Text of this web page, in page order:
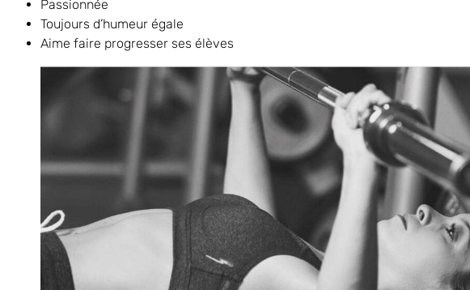
Passionnée
Toujours d’humeur égale
Aime faire progresser ses élèves